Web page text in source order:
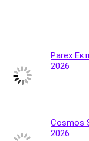
Parex
2026
Cosmos
2026